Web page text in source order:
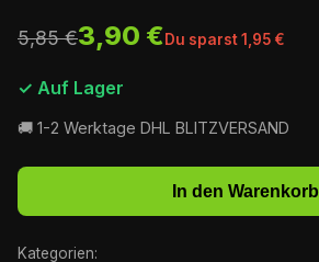
5,85 €3,90 €Du sparst 1,95 €
✓ Auf Lager
🚚 1-2 Werktage DHL BLITZVERSAND
In den Warenkorb
Kategorien: